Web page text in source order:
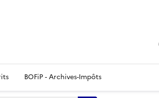
BOFiP - Archives-Impôts